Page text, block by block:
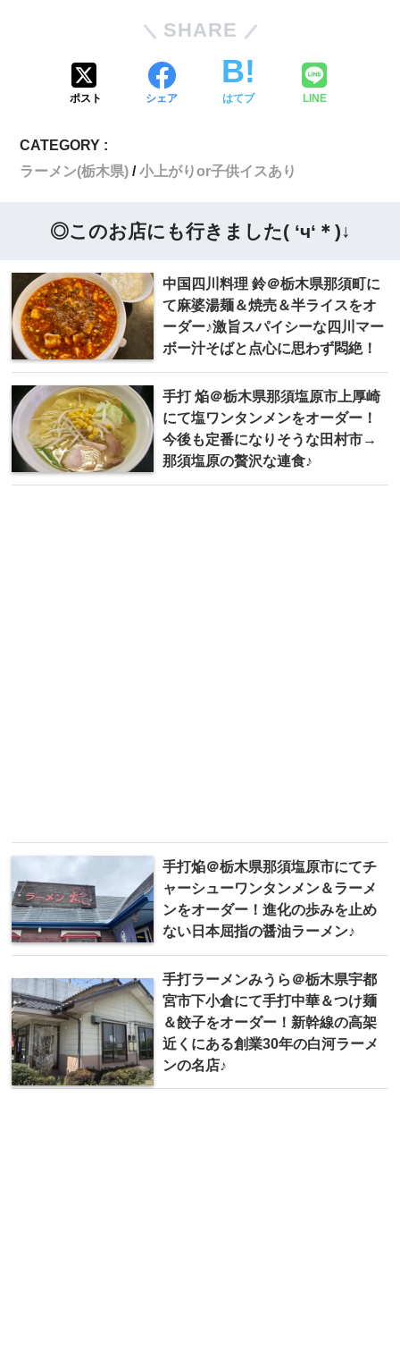
SHARE
ポスト シェア はてブ LINE
CATEGORY :
ラーメン(栃木県)
小上がりor子供イスあり
◎このお店にも行きました( ‘ч‘＊)↓
中国四川料理 鈴＠栃木県那須町に
て麻婆湯麺＆焼売＆半ライスをオ
ーダー♪激旨スパイシーな四川マー
ボー汁そばと点心に思わず悶絶！
手打 焔＠栃木県那須塩原市上厚崎
にて塩ワンタンメンをオーダー！
今後も定番になりそうな田村市→
那須塩原の贅沢な連食♪
手打焔＠栃木県那須塩原市にてチ
ャーシューワンタンメン＆ラーメ
ンをオーダー！進化の歩みを止め
ない日本屈指の醤油ラーメン♪
手打ラーメンみうら＠栃木県宇都
宮市下小倉にて手打中華＆つけ麺
＆餃子をオーダー！新幹線の高架
近くにある創業30年の白河ラーメ
ンの名店♪